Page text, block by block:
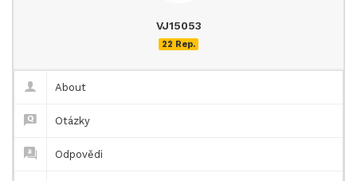
VJ15053
22 Rep.
About
Otázky
Odpovědi